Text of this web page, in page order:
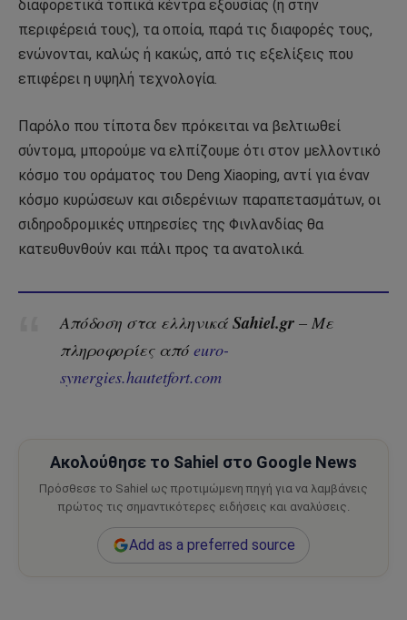
διαφορετικά τοπικά κέντρα εξουσίας (ή στην
περιφέρειά τους), τα οποία, παρά τις διαφορές τους,
ενώνονται, καλώς ή κακώς, από τις εξελίξεις που
επιφέρει η υψηλή τεχνολογία.
Παρόλο που τίποτα δεν πρόκειται να βελτιωθεί
σύντομα, μπορούμε να ελπίζουμε ότι στον μελλοντικό
κόσμο του οράματος του Deng Xiaoping, αντί για έναν
κόσμο κυρώσεων και σιδερένιων παραπετασμάτων, οι
σιδηροδρομικές υπηρεσίες της Φινλανδίας θα
κατευθυνθούν και πάλι προς τα ανατολικά.
Απόδοση στα ελληνικάSahiel.gr – Με
πληροφορίες απόeuro-
synergies.hautetfort.com
Ακολούθησε το Sahiel στο Google News
Πρόσθεσε το Sahiel ως προτιμώμενη πηγή για να λαμβάνεις
πρώτος τις σημαντικότερες ειδήσεις και αναλύσεις.
Add as a preferred source